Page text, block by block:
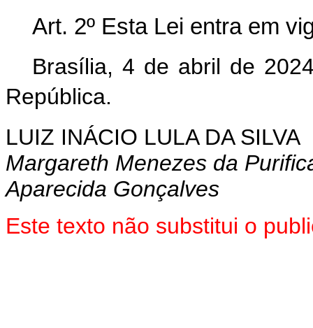
Art. 2º Esta Lei entra em
Brasília, 4 de abril de
República.
LUIZ INÁCIO LULA DA SILVA
Margareth Menezes da
Aparecida Gonçalves
Este texto não substitui o